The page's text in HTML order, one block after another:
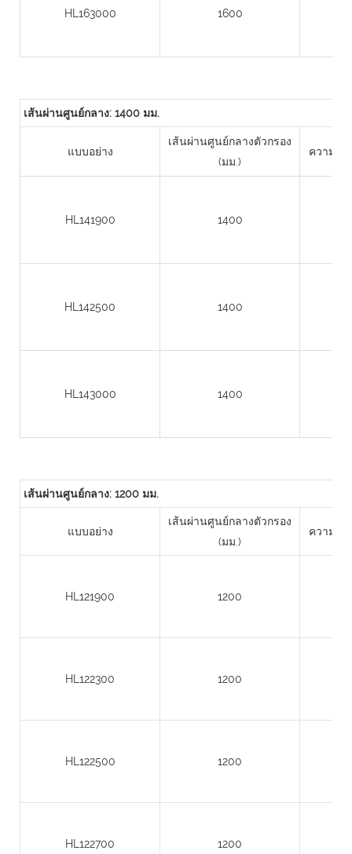
HL163000 1600
เส้นผ่านศูนย์กลาง: 1400 มม.
แบบอย่าง
เส้นผ่านศูนย์กลางตัวกรอง
(มม.)
ความสูง
HL141900 1400
HL142500 1400
HL143000 1400
เส้นผ่านศูนย์กลาง: 1200 มม.
แบบอย่าง
เส้นผ่านศูนย์กลางตัวกรอง
(มม.)
ความสูง
HL121900 1200
HL122300 1200
HL122500 1200
HL122700 1200